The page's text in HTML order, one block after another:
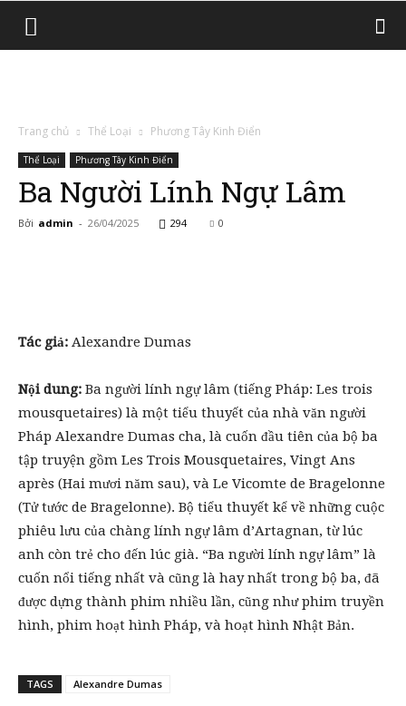
Trang chủ Thể Loại Phương Tây Kinh Điển
Thể Loại Phương Tây Kinh Điển
Ba Người Lính Ngự Lâm
Bởi admin - 26/04/2025 294 0
Tác giả: Alexandre Dumas
Nội dung: Ba người lính ngự lâm (tiếng Pháp: Les trois
mousquetaires) là một tiểu thuyết của nhà văn người
Pháp Alexandre Dumas cha, là cuốn đầu tiên của bộ ba
tập truyện gồm Les Trois Mousquetaires, Vingt Ans
après (Hai mươi năm sau), và Le Vicomte de Bragelonne
(Tử tước de Bragelonne). Bộ tiểu thuyết kể về những cuộc
phiêu lưu của chàng lính ngự lâm d’Artagnan, từ lúc
anh còn trẻ cho đến lúc già. “Ba người lính ngự lâm” là
cuốn nổi tiếng nhất và cũng là hay nhất trong bộ ba, đã
được dựng thành phim nhiều lần, cũng như phim truyền
hình, phim hoạt hình Pháp, và hoạt hình Nhật Bản.
TAGS Alexandre Dumas